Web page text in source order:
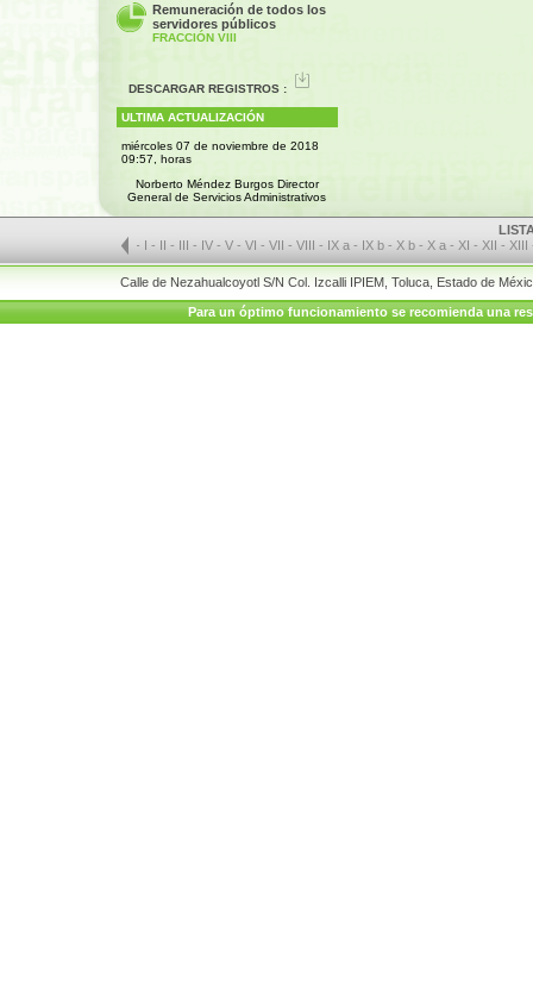
Remuneración de todos los
servidores públicos
FRACCIÓN VIII
DESCARGAR REGISTROS :
ULTIMA ACTUALIZACIÓN
miércoles 07 de noviembre de 2018
09:57, horas
Norberto Méndez Burgos Director
General de Servicios Administrativos
- I- II- III- IV-V-VI-VII-VIII- IX a - IX b - X b - X a - XI- XII- XIII
Calle de Nezahualcoyotl S/N Col. Izcalli IPIEM, Toluca, Estado de
Para un óptimo funcionamiento se recomienda una